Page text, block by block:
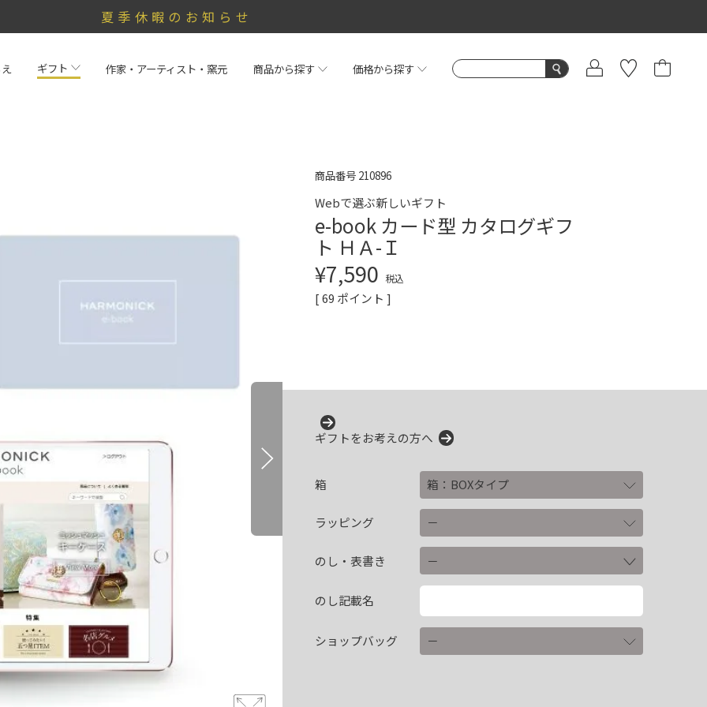
夏季休暇のお知らせ
ギフト 作家・アーティスト・窯元 商品から探す 価格から探す
商品番号 210896
Webで選ぶ新しいギフト
e-book カード型 カタログギフ
ト ＨＡ-Ｉ
¥7,590 税込
[69 ポイント ]
ギフトをお考えの方へ
箱
ラッピング
のし・表書き
のし記載名
ショップバッグ